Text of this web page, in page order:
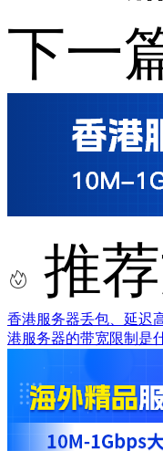
下一
推
香港服务器丢包、延迟
港服务器的带宽限制是